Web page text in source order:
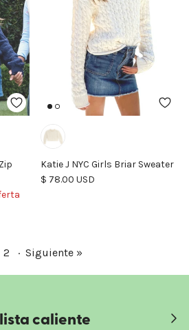
Katie J NYC Girls Briar Sweater
Precio normal
$ 78.00 USD
2 · Siguiente »
caliente